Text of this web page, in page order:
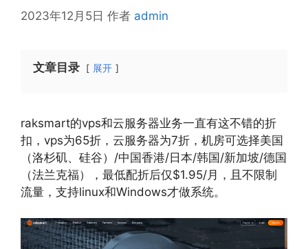
2023年12月5日 作者 admin
文章目录 展开
raksmart的vps和云服务器业务一直有这不错的折
扣，vps为65折，云服务器为7折，机房可选择美国
（洛杉矶、硅谷）/中国香港/日本/韩国/新加坡/德国
（法兰克福），最低配折后仅$1.95/月，且不限制
流量，支持linux和Windows才做系统。